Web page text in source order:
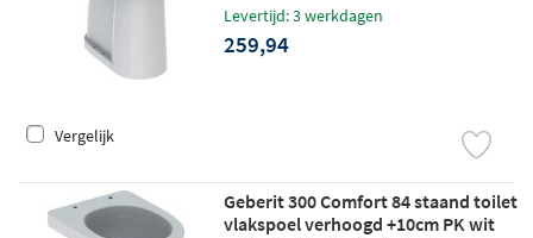
Levertijd: 3 werkdagen
259,94
Vergelijk
Geberit 300 Comfort 84 staand toilet
vlakspoel verhoogd +10cm PK wit